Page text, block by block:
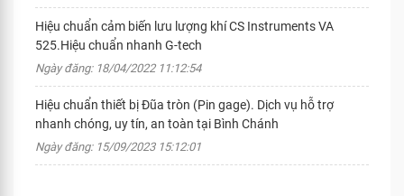
Hiệu chuẩn cảm biến lưu lượng khí CS Instruments VA
525.Hiệu chuẩn nhanh G-tech
Ngày đăng: 18/04/2022 11:12:54
Hiệu chuẩn thiết bị Đũa tròn (Pin gage). Dịch vụ hỗ trợ
nhanh chóng, uy tín, an toàn tại Bình Chánh
Ngày đăng: 15/09/2023 15:12:01